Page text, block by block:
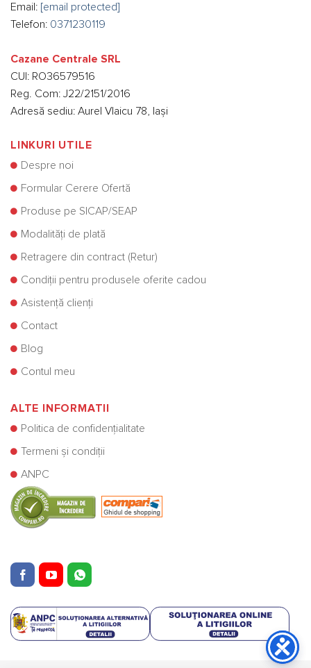
Email: [email protected]
Telefon: 0371230119
Cazane Centrale SRL
CUI: RO36579516
Reg. Com: J22/2151/2016
Adresă sediu: Aurel Vlaicu 78, Iași
LINKURI UTILE
Despre noi
Formular Cerere Ofertă
Produse pe SICAP/SEAP
Modalități de plată
Retragere din contract (Retur)
Condiții pentru produsele oferite cadou
Asistență clienți
Contact
Blog
Contul meu
ALTE INFORMATII
Politica de confidențialitate
Termeni și condiții
ANPC